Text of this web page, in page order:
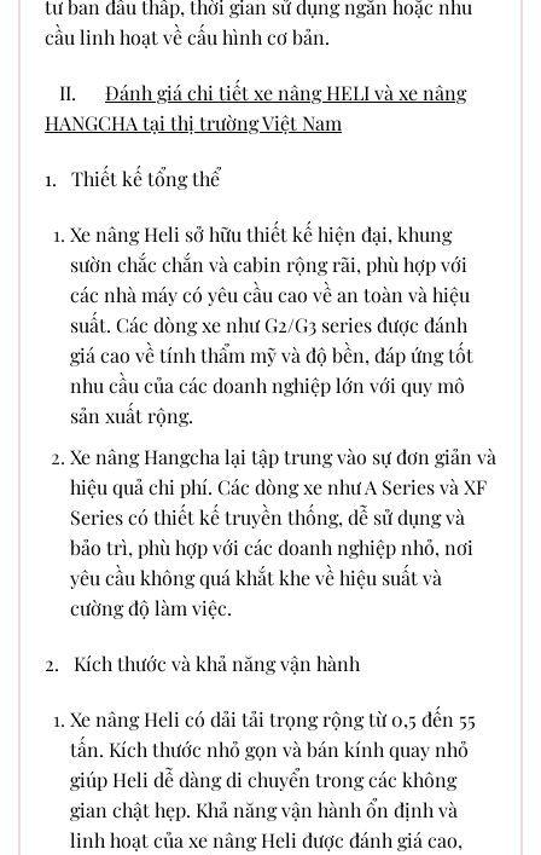
tư ban đầu thấp, thời gian sử dụng ngắn hoặc nhu
cầu linh hoạt về cấu hình cơ bản.
II. Đánh giá chi tiết xe nâng HELI và xe nâng
HANGCHA tại thị trường Việt Nam
1. Thiết kế tổng thể
Xe nâng Heli sở hữu thiết kế hiện đại, khung
sườn chắc chắn và cabin rộng rãi, phù hợp với
các nhà máy có yêu cầu cao về an toàn và hiệu
suất. Các dòng xe như G2/G3 series được đánh
giá cao về tính thẩm mỹ và độ bền, đáp ứng tốt
nhu cầu của các doanh nghiệp lớn với quy mô
sản xuất rộng.
Xe nâng Hangcha lại tập trung vào sự đơn giản và
hiệu quả chi phí. Các dòng xe như A Series và XF
Series có thiết kế truyền thống, dễ sử dụng và
bảo trì, phù hợp với các doanh nghiệp nhỏ, nơi
yêu cầu không quá khắt khe về hiệu suất và
cường độ làm việc.
2. Kích thước và khả năng vận hành
Xe nâng Heli có dải tải trọng rộng từ 0,5 đến 55
tấn. Kích thước nhỏ gọn và bán kính quay nhỏ
giúp Heli dễ dàng di chuyển trong các không
gian chật hẹp. Khả năng vận hành ổn định và
linh hoạt của xe nâng Heli được đánh giá cao,